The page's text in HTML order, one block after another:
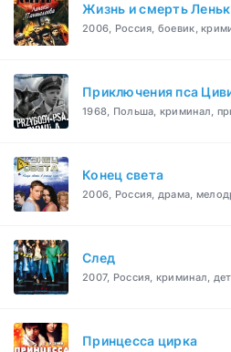
Жизнь и смерть
2006, Россия, боевик,
Приключения пса
1968, Польша, криминал,
Конец света
2006, Россия, драма,
След
2007, Россия, криминал,
Принцесса цирка